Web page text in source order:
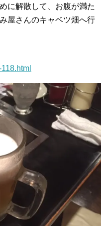
に解散して、お腹が満た
屋さんのキャベツ畑へ行